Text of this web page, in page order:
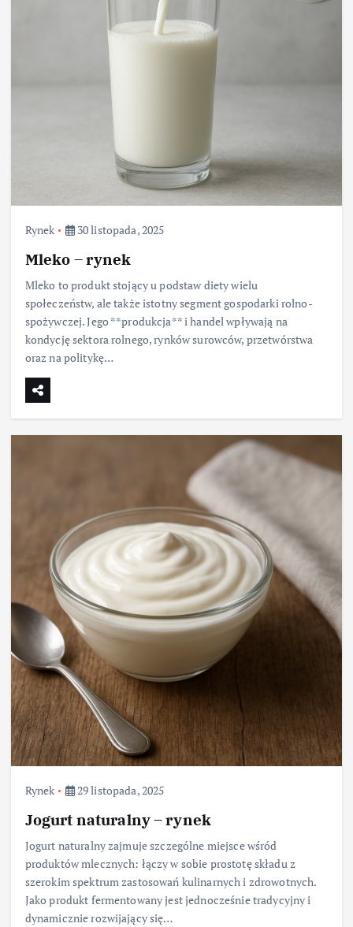
Rynek 30 listopada, 2025
Mleko – rynek
Mleko to produkt stojący u podstaw diety wielu
społeczeństw, ale także istotny segment gospodarki rolno-
spożywczej. Jego **produkcja** i handel wpływają na
kondycję sektora rolnego, rynków surowców, przetwórstwa
oraz na politykę…
Rynek 29 listopada, 2025
Jogurt naturalny – rynek
Jogurt naturalny zajmuje szczególne miejsce wśród
produktów mlecznych: łączy w sobie prostotę składu z
szerokim spektrum zastosowań kulinarnych i zdrowotnych.
Jako produkt fermentowany jest jednocześnie tradycyjny i
dynamicznie rozwijający się…